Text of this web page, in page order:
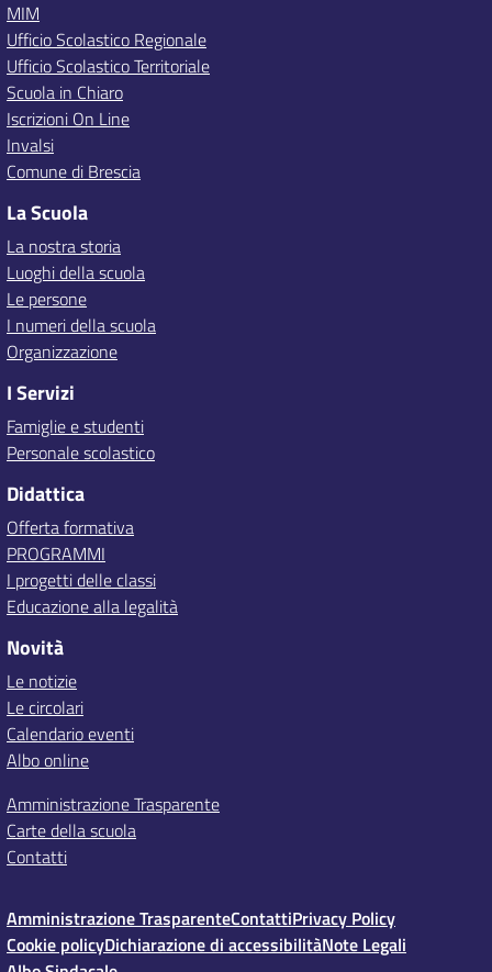
MIM
Ufficio Scolastico Regionale
Ufficio Scolastico Territoriale
Scuola in Chiaro
Iscrizioni On Line
Invalsi
Comune di Brescia
La Scuola
La nostra storia
Luoghi della scuola
Le persone
I numeri della scuola
Organizzazione
I Servizi
Famiglie e studenti
Personale scolastico
Didattica
Offerta formativa
PROGRAMMI
I progetti delle classi
Educazione alla legalità
Novità
Le notizie
Le circolari
Calendario eventi
Albo online
Amministrazione Trasparente
Carte della scuola
Contatti
Amministrazione TrasparenteContattiPrivacy Policy
Cookie policyDichiarazione di accessibilitàNote Legali